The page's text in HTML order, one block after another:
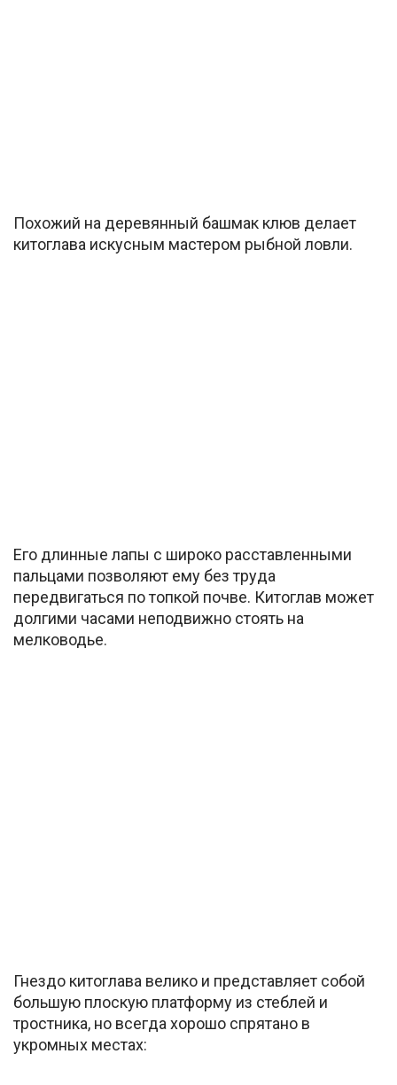
Похожий на деревянный башмак клюв делает
китоглава искусным мастером рыбной ловли.
Его длинные лапы с широко расставленными
пальцами позволяют ему без труда
передвигаться по топкой почве. Китоглав может
долгими часами неподвижно стоять на
мелководье.
Гнездо китоглава велико и представляет собой
большую плоскую платформу из стеблей и
тростника, но всегда хорошо спрятано в
укромных местах: